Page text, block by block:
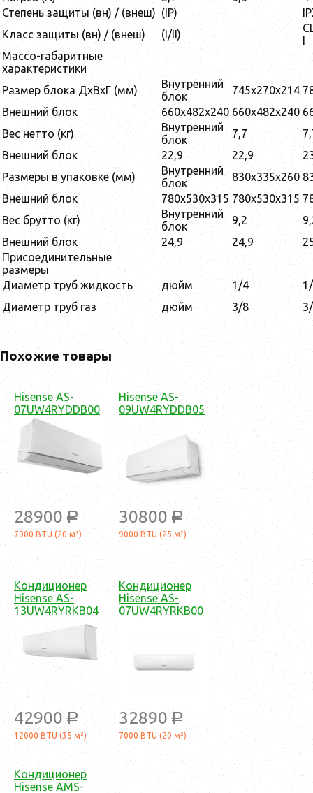
Степень защиты (вн) / (внеш) (IP)
Класс защиты (вн) / (внеш)
(I/II)
I
Массо-габаритные
характеристики
Размер блока ДхВхГ (мм)
Внутренний
блок
745x270x214
Внешний блок
660x482x240 660x482x240
Вес нетто (кг)
Внутренний
блок
7,7
Внешний блок
22,9 22,9
Размеры в упаковке (мм)
Внутренний
блок
830x335x260
Внешний блок
780x530x315 780x530x315
Вес брутто (кг)
Внутренний
блок
9,2
Внешний блок
24,9 24,9
Присоединительные
размеры
Диаметр труб жидкость
дюйм 1/4
Диаметр труб газ
дюйм 3/8
Похожие товары
Hisense AS-
07UW4RYDDB00
28900 a
7000 BTU (20 м²)
Hisense AS-
09UW4RYDDB05
30800 a
9000 BTU (25 м²)
Кондиционер
Hisense AS-
13UW4RYRKB04
42900 a
12000 BTU (35 м²)
Кондиционер
Hisense AS-
07UW4RYRKB00
32890 a
7000 BTU (20 м²)
Кондиционер
Hisense AMS-